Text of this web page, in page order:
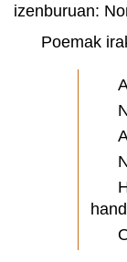
izenburuan:
Poemak